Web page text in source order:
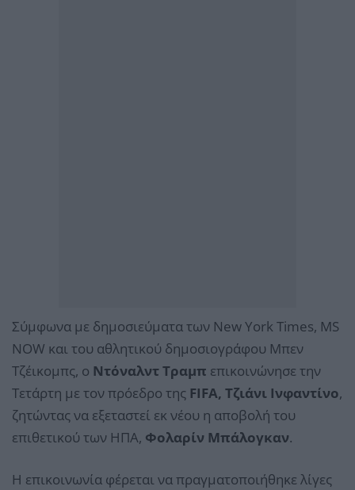
Σύμφωνα με δημοσιεύματα των New York Times, MS
NOW και του αθλητικού δημοσιογράφου Μπεν
Τζέικομπς, ο Ντόναλντ Τραμπ επικοινώνησε την
Τετάρτη με τον πρόεδρο της FIFA, Τζιάνι Ινφαντίνο,
ζητώντας να εξεταστεί εκ νέου η αποβολή του
επιθετικού των ΗΠΑ, Φολαρίν Μπάλογκαν.
Η επικοινωνία φέρεται να πραγματοποιήθηκε λίγες